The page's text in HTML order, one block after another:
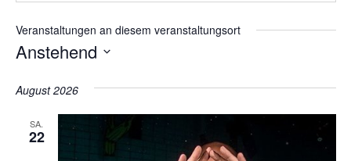
Veranstaltungen an diesem veranstaltungsort
Anstehend
wählen.
August 2026
SA.
22